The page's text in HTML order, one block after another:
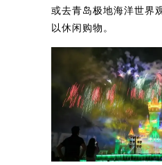
或去青岛极地海洋世界
以休闲购物。